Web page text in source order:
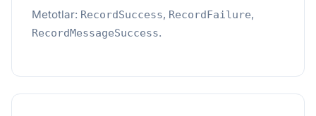
Metotlar: RecordSuccess, RecordFailure,
RecordMessageSuccess.